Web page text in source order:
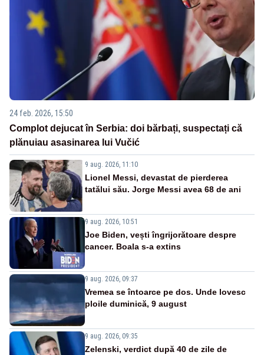
24 feb. 2026, 15:50
Complot dejucat în Serbia: doi bărbați, suspectați că
plănuiau asasinarea lui Vučić
9 aug. 2026, 11:10
Lionel Messi, devastat de pierderea
tatălui său. Jorge Messi avea 68 de ani
9 aug. 2026, 10:51
Joe Biden, vești îngrijorătoare despre
cancer. Boala s-a extins
9 aug. 2026, 09:37
Vremea se întoarce pe dos. Unde lovesc
ploile duminică, 9 august
9 aug. 2026, 09:35
Zelenski, verdict după 40 de zile de